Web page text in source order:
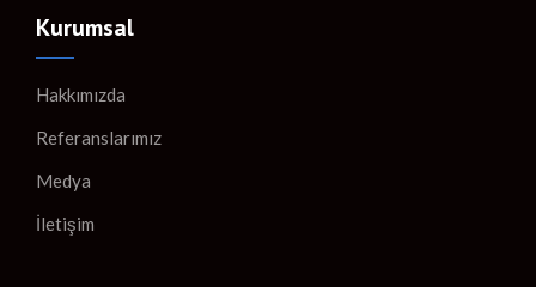
Kurumsal
Hakkımızda
Referanslarımız
Medya
İletişim